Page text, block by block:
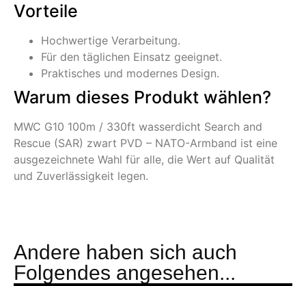
Vorteile
Hochwertige Verarbeitung.
Für den täglichen Einsatz geeignet.
Praktisches und modernes Design.
Warum dieses Produkt wählen?
MWC G10 100m / 330ft wasserdicht Search and
Rescue (SAR) zwart PVD – NATO-Armband ist eine
ausgezeichnete Wahl für alle, die Wert auf Qualität
und Zuverlässigkeit legen.
Andere haben sich auch
Folgendes angesehen...